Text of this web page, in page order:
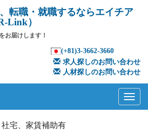
転職・就職するならエイチア
Link）
お届けします！
(+81)3-3662-3660
求人探しのお問い合わせ
人材探しのお問い合わせ
社宅、家賃補助有